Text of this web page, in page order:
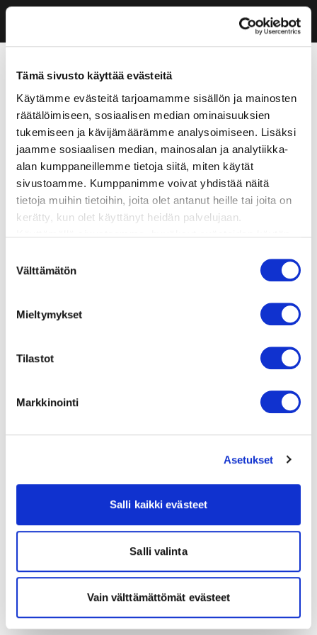
Tämä sivusto käyttää evästeitä
Käytämme evästeitä tarjoamamme sisällön ja mainosten
räätälöimiseen, sosiaalisen median ominaisuuksien
tukemiseen ja kävijämäärämme analysoimiseen. Lisäksi
jaamme sosiaalisen median, mainosalan ja analytiikka-
alan kumppaneillemme tietoja siitä, miten käytät
sivustoamme. Kumppanimme voivat yhdistää näitä
tietoja muihin tietoihin, joita olet antanut heille tai joita on
kerätty, kun olet käyttänyt heidän palvelujaan.
valinta
Välttämätön
Mieltymykset
Tilastot
Markkinointi
Asetukset
Salli kaikki evästeet
Salli valinta
Vain välttämättömät evästeet